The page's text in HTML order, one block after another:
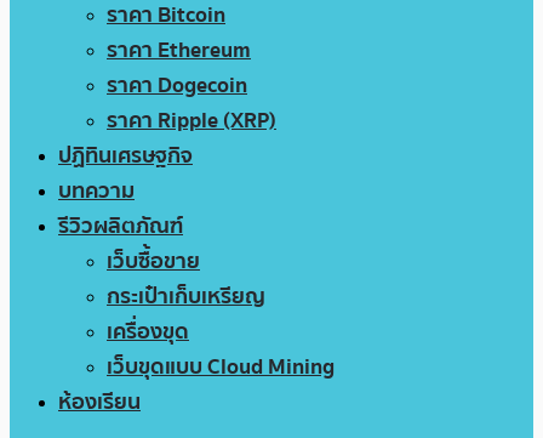
ราคา Bitcoin
ราคา Ethereum
ราคา Dogecoin
ราคา Ripple (XRP)
ปฏิทินเศรษฐกิจ
บทความ
รีวิวผลิตภัณฑ์
เว็บซื้อขาย
กระเป๋าเก็บเหรียญ
เครื่องขุด
เว็บขุดแบบ Cloud Mining
ห้องเรียน